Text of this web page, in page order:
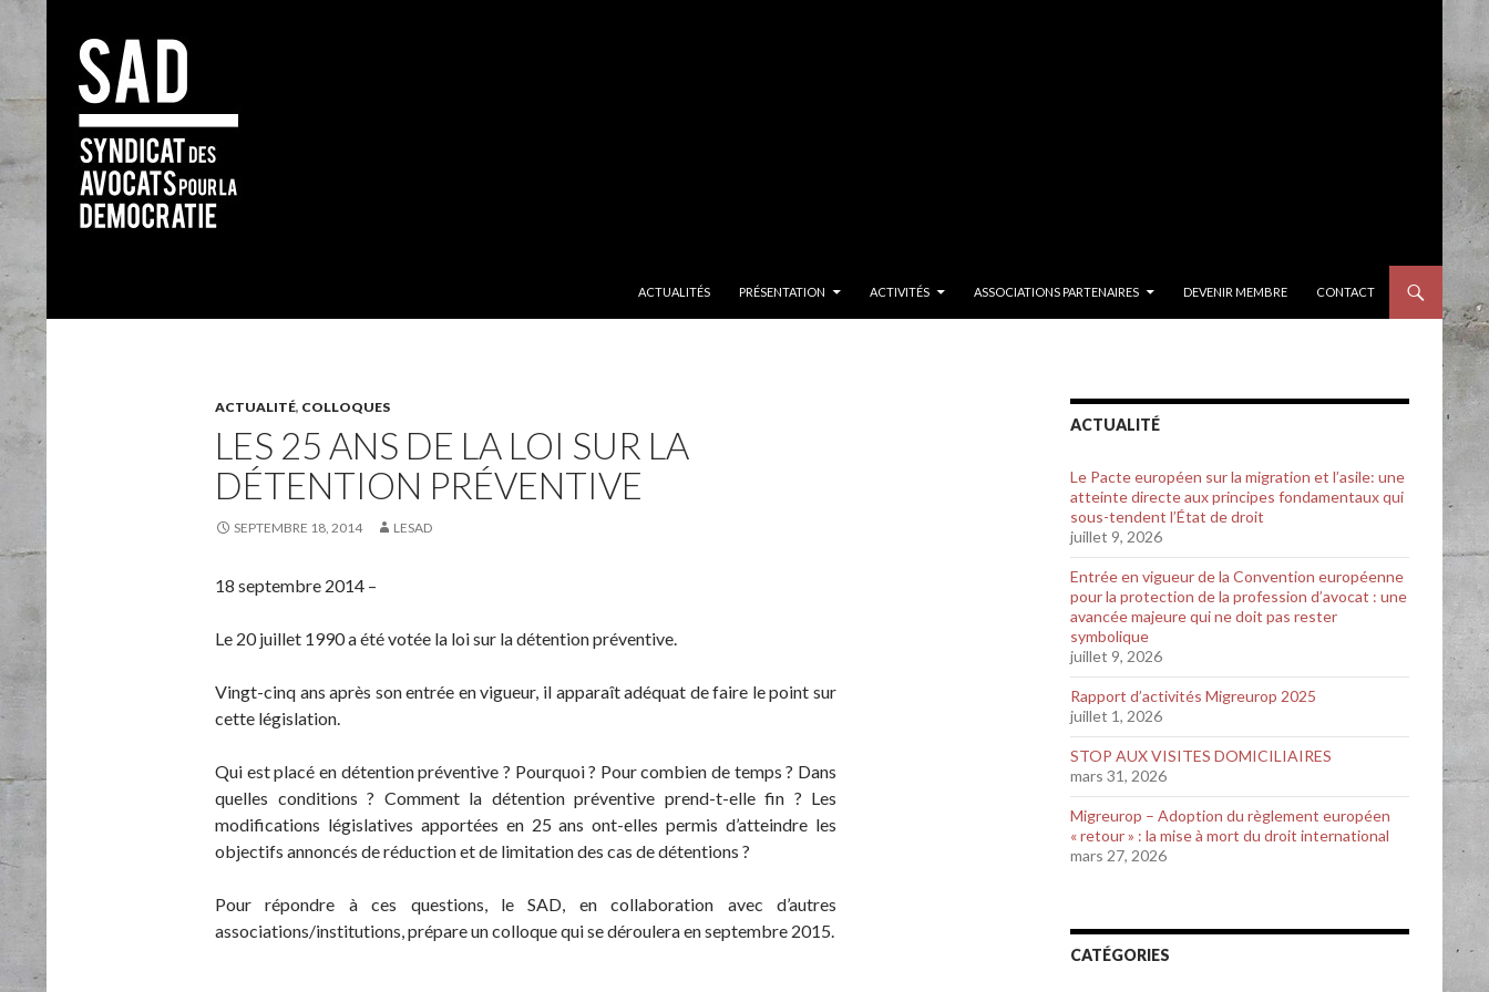
ACTUALITÉS
PRÉSENTATION ACTIVITÉS ASSOCIATIONS PARTENAIRES DEVENIR MEMBRE CONTACT
ACTUALITÉ, COLLOQUES
LES 25 ANS DE LA LOI SUR LA
DÉTENTION PRÉVENTIVE
SEPTEMBRE 18, 2014 LESAD
18 septembre 2014 –
Le 20 juillet 1990 a été votée la loi sur la détention préventive.
Vingt-cinq ans après son entrée en vigueur, il apparaît adéquat de faire le point sur
cette législation.
Qui est placé en détention préventive ? Pourquoi ? Pour combien de temps ? Dans
quelles conditions ? Comment la détention préventive prend-t-elle fin ? Les
modifications législatives apportées en 25 ans ont-elles permis d’atteindre les
objectifs annoncés de réduction et de limitation des cas de détentions ?
Pour répondre à ces questions, le SAD, en collaboration avec d’autres
associations/institutions, prépare un colloque qui se déroulera en septembre 2015.
ACTUALITÉ
Le Pacte européen sur la migration et l’asile: une
atteinte directe aux principes fondamentaux qui
sous-tendent l’État de droit
juillet 9, 2026
Entrée en vigueur de la Convention européenne
pour la protection de la profession d’avocat : une
avancée majeure qui ne doit pas rester
symbolique
juillet 9, 2026
Rapport d’activités Migreurop 2025
juillet 1, 2026
STOP AUX VISITES DOMICILIAIRES
mars 31, 2026
Migreurop – Adoption du règlement européen
« retour » : la mise à mort du droit international
mars 27, 2026
CATÉGORIES